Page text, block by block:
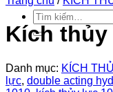
Tìm
kiếm:
Kích thủy
Danh mục: KÍCH
lực, double acting